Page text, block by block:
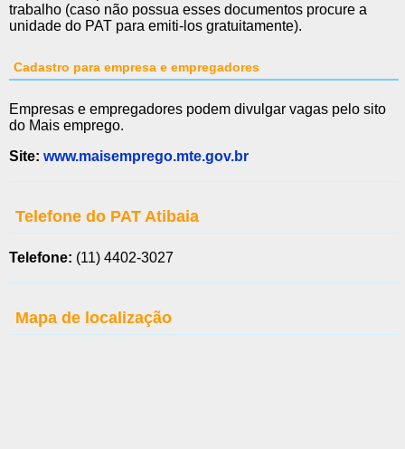
trabalho (caso não possua esses documentos procure a
unidade do PAT para emiti-los gratuitamente).
Cadastro para empresa e empregadores
Empresas e empregadores podem divulgar vagas pelo sito
do Mais emprego.
Site: www.maisemprego.mte.gov.br
Telefone do PAT Atibaia
Telefone: (11) 4402-3027
Mapa de localização